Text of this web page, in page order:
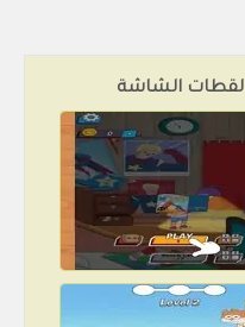
لقطات الشاشة